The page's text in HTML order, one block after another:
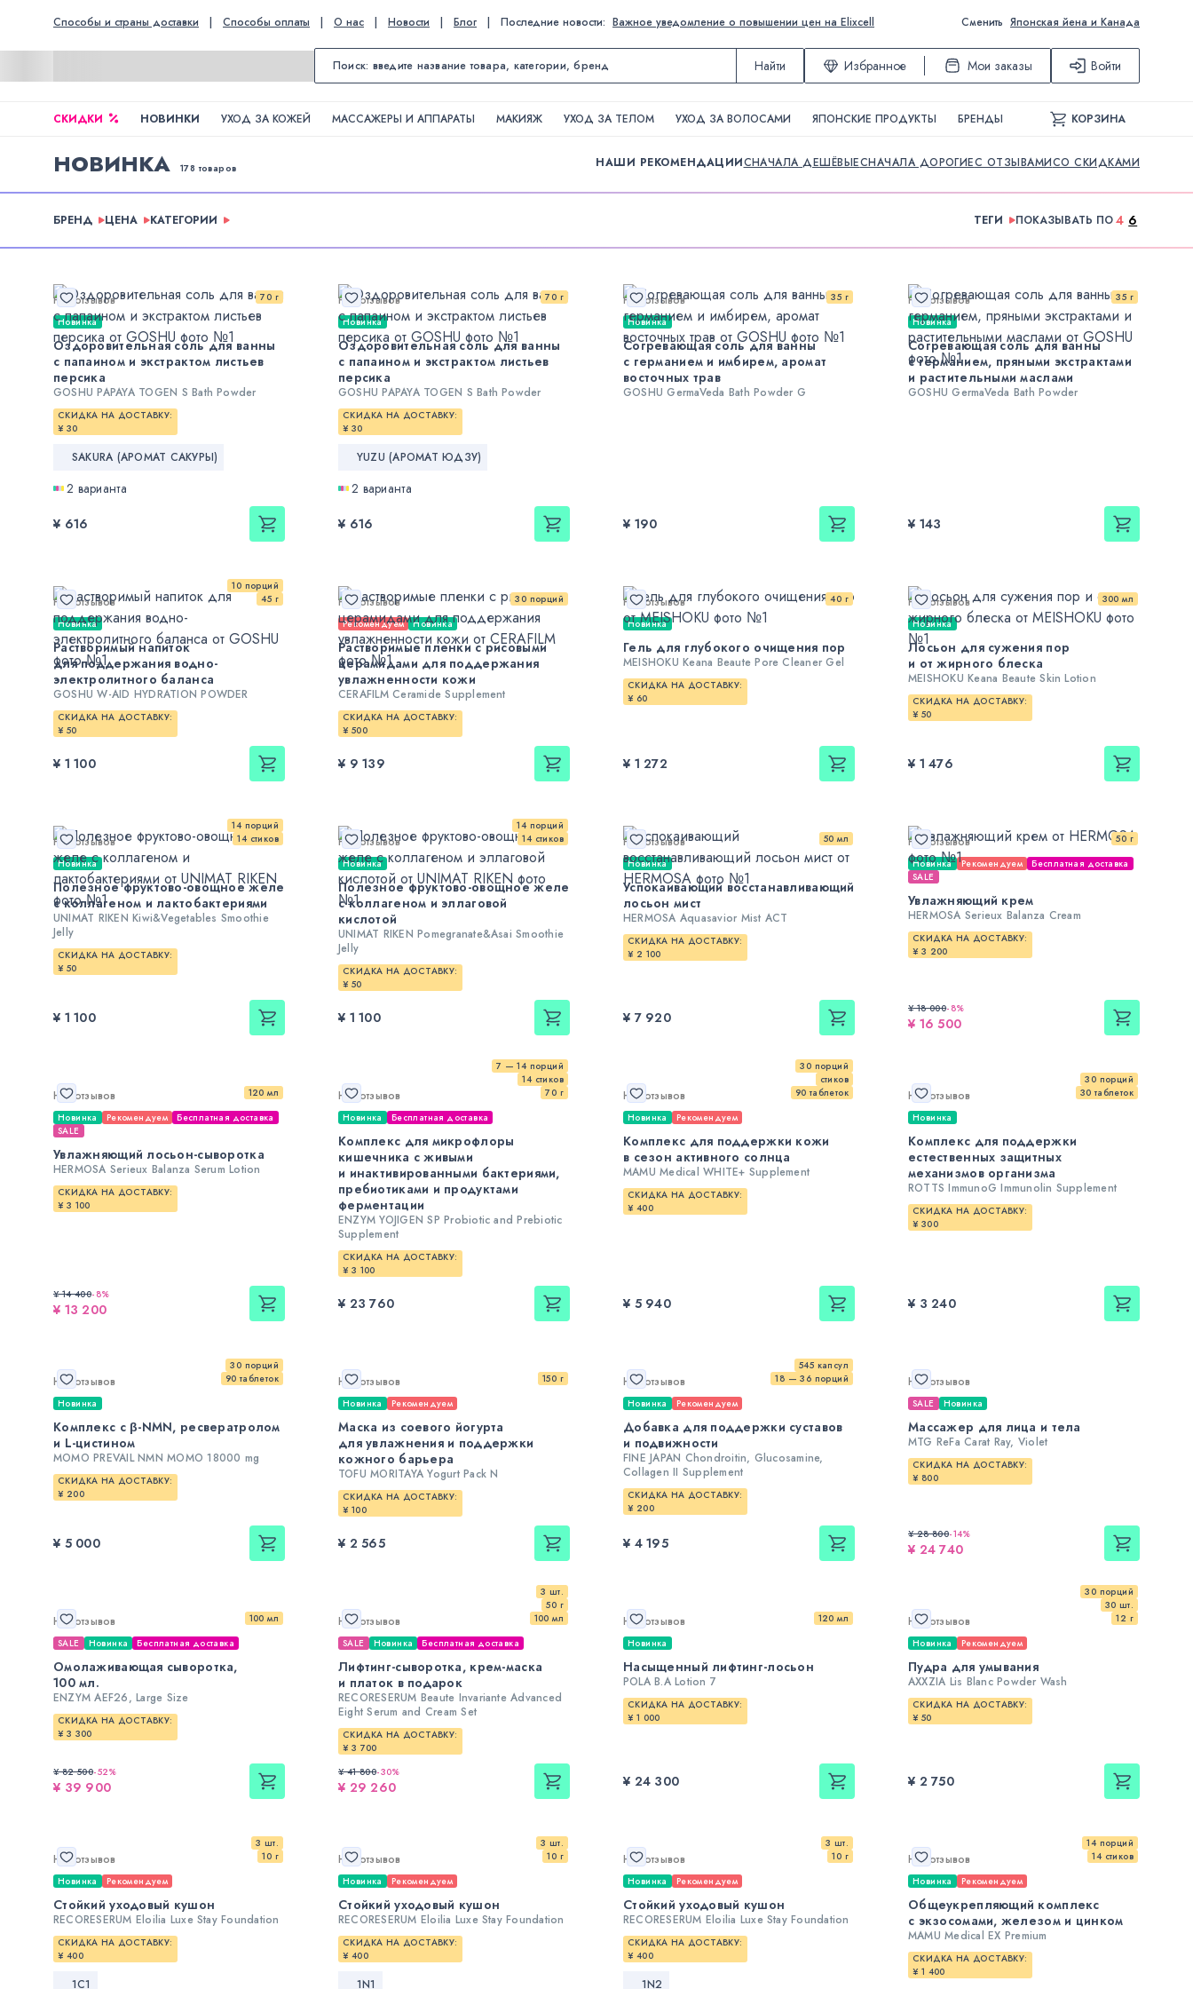
Способы и страны доставки | Способы оплаты | О нас | Новости | Блог | Последние новости: Важное уведомление о повышении цен на Elixcell Сменить Японская йена и Канада
Найти Избранное Мои заказы Войти
СКИДКИ НОВИНКИ УХОД ЗА КОЖЕЙ МАССАЖЕРЫ И АППАРАТЫ МАКИЯЖ УХОД ЗА ТЕЛОМ УХОД ЗА ВОЛОСАМИ ЯПОНСКИЕ ПРОДУКТЫ БРЕНДЫ КОРЗИНА
НОВИНКА 178 товаров НАШИ РЕКОМЕНДАЦИИСНАЧАЛА ДЕШЁВЫЕСНАЧАЛА ДОРОГИЕС ОТЗЫВАМИСО СКИДКАМИ
БРЕНД ЦЕНА КАТЕГОРИИ ТЕГИ ПОКАЗЫВАТЬ ПО4 6
70 г
Нет отзывов
Новинка
Оздоровительная соль для ванны
с папаином и экстрактом листьев
персика
GOSHU PAPAYA TOGEN S Bath Powder
СКИДКА НА ДОСТАВКУ:
¥ 30
SAKURA (АРОМАТ САКУРЫ)
2 варианта
¥ 616
70 г
Нет отзывов
Новинка
Оздоровительная соль для ванны
с папаином и экстрактом листьев
персика
GOSHU PAPAYA TOGEN S Bath Powder
СКИДКА НА ДОСТАВКУ:
¥ 30
YUZU (АРОМАТ ЮДЗУ)
2 варианта
¥ 616
35 г
Нет отзывов
Новинка
Согревающая соль для ванны
с германием и имбирем, аромат
восточных трав
GOSHU GermaVeda Bath Powder G
¥ 190
35 г
Нет отзывов
Новинка
Согревающая соль для ванны
с германием, пряными экстрактами
и растительными маслами
GOSHU GermaVeda Bath Powder
¥ 143
10 порций
45 г
Нет отзывов
Новинка
Растворимый напиток
для поддержания водно-
электролитного баланса
GOSHU W-AID HYDRATION POWDER
СКИДКА НА ДОСТАВКУ:
¥ 50
¥ 1 100
30 порций
Нет отзывов
Рекомендуем Новинка
Растворимые пленки с рисовыми
церамидами для поддержания
увлажненности кожи
CERAFILM Ceramide Supplement
СКИДКА НА ДОСТАВКУ:
¥ 500
¥ 9 139
40 г
Нет отзывов
Новинка
Гель для глубокого очищения пор
MEISHOKU Keana Beaute Pore Cleaner Gel
СКИДКА НА ДОСТАВКУ:
¥ 60
¥ 1 272
300 мл
Нет отзывов
Новинка
Лосьон для сужения пор
и от жирного блеска
MEISHOKU Keana Beaute Skin Lotion
СКИДКА НА ДОСТАВКУ:
¥ 50
¥ 1 476
14 порций
14 стиков
Нет отзывов
Новинка
Полезное фруктово-овощное желе
с коллагеном и лактобактериями
UNIMAT RIKEN Kiwi&Vegetables Smoothie
Jelly
СКИДКА НА ДОСТАВКУ:
¥ 50
¥ 1 100
14 порций
14 стиков
Нет отзывов
Новинка
Полезное фруктово-овощное желе
с коллагеном и эллаговой
кислотой
UNIMAT RIKEN Pomegranate&Asai Smoothie
Jelly
СКИДКА НА ДОСТАВКУ:
¥ 50
¥ 1 100
50 мл
Нет отзывов
Новинка
Успокаивающий восстанавливающий
лосьон мист
HERMOSA Aquasavior Mist ACT
СКИДКА НА ДОСТАВКУ:
¥ 2 100
¥ 7 920
50 г
Нет отзывов
Новинка Рекомендуем
Бесплатная доставка
SALE
Увлажняющий крем
HERMOSA Serieux Balanza Cream
СКИДКА НА ДОСТАВКУ:
¥ 3 200
¥ 18 000- 8%
¥ 16 500
120 мл
Нет отзывов
Новинка Рекомендуем
Бесплатная доставка
SALE
Увлажняющий лосьон-сыворотка
HERMOSA Serieux Balanza Serum Lotion
СКИДКА НА ДОСТАВКУ:
¥ 3 100
¥ 14 400- 8%
¥ 13 200
7 — 14 порций
14 стиков
70 г
Нет отзывов
Новинка Бесплатная доставка
Комплекс для микрофлоры
кишечника с живыми
и инактивированными бактериями,
пребиотиками и продуктами
ферментации
ENZYM YOJIGEN SP Probiotic and Prebiotic
Supplement
СКИДКА НА ДОСТАВКУ:
¥ 3 100
¥ 23 760
30 порций
стиков
90 таблеток
Нет отзывов
Новинка Рекомендуем
Комплекс для поддержки кожи
в сезон активного солнца
MAMU Medical WHITE+ Supplement
СКИДКА НА ДОСТАВКУ:
¥ 400
¥ 5 940
30 порций
30 таблеток
Нет отзывов
Новинка
Комплекс для поддержки
естественных защитных
механизмов организма
ROTTS ImmunoG Immunolin Supplement
СКИДКА НА ДОСТАВКУ:
¥ 300
¥ 3 240
30 порций
90 таблеток
Нет отзывов
Новинка
Комплекс с β-NMN, ресвератролом
и L-цистином
MOMO PREVAIL NMN MOMO 18000 mg
СКИДКА НА ДОСТАВКУ:
¥ 200
¥ 5 000
150 г
Нет отзывов
Новинка Рекомендуем
Маска из соевого йогурта
для увлажнения и поддержки
кожного барьера
TOFU MORITAYA Yogurt Pack N
СКИДКА НА ДОСТАВКУ:
¥ 100
¥ 2 565
545 капсул
18 — 36 порций
Нет отзывов
Новинка Рекомендуем
Добавка для поддержки суставов
и подвижности
FINE JAPAN Chondroitin, Glucosamine,
Collagen II Supplement
СКИДКА НА ДОСТАВКУ:
¥ 200
¥ 4 195
Нет отзывов
SALE Новинка
Массажер для лица и тела
MTG ReFa Carat Ray, Violet
СКИДКА НА ДОСТАВКУ:
¥ 800
¥ 28 800-14%
¥ 24 740
100 мл
Нет отзывов
SALE Новинка Бесплатная доставка
Омолаживающая сыворотка,
100 мл.
ENZYM AEF26, Large Size
СКИДКА НА ДОСТАВКУ:
¥ 3 300
¥ 82 500-52%
¥ 39 900
3 шт.
50 г
100 мл
Нет отзывов
SALE Новинка Бесплатная доставка
Лифтинг-сыворотка, крем-маска
и платок в подарок
RECORESERUM Beaute Invariante Advanced
Eight Serum and Cream Set
СКИДКА НА ДОСТАВКУ:
¥ 3 700
¥ 41 800-30%
¥ 29 260
120 мл
Нет отзывов
Новинка
Насыщенный лифтинг-лосьон
POLA B.A Lotion 7
СКИДКА НА ДОСТАВКУ:
¥ 1 000
¥ 24 300
30 порций
30 шт.
12 г
Нет отзывов
Новинка Рекомендуем
Пудра для умывания
AXXZIA Lis Blanc Powder Wash
СКИДКА НА ДОСТАВКУ:
¥ 50
¥ 2 750
3 шт.
10 г
Нет отзывов
Новинка Рекомендуем
Стойкий уходовый кушон
RECORESERUM Eloilia Luxe Stay Foundation
СКИДКА НА ДОСТАВКУ:
¥ 400
1С1
3 шт.
10 г
Нет отзывов
Новинка Рекомендуем
Стойкий уходовый кушон
RECORESERUM Eloilia Luxe Stay Foundation
СКИДКА НА ДОСТАВКУ:
¥ 400
1N1
3 шт.
10 г
Нет отзывов
Новинка Рекомендуем
Стойкий уходовый кушон
RECORESERUM Eloilia Luxe Stay Foundation
СКИДКА НА ДОСТАВКУ:
¥ 400
1N2
14 порций
14 стиков
Нет отзывов
Новинка Рекомендуем
Общеукрепляющий комплекс
с экзосомами, железом и цинком
MAMU Medical EX Premium
СКИДКА НА ДОСТАВКУ:
¥ 1 400